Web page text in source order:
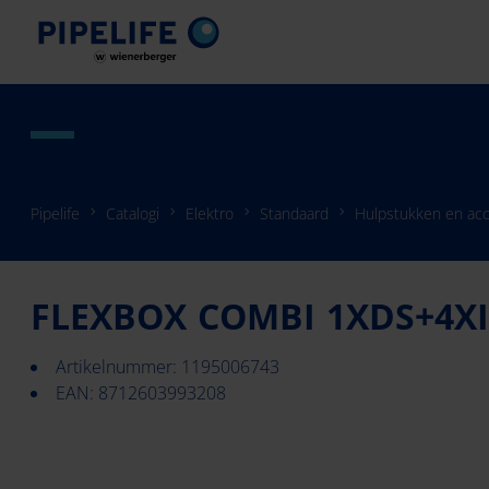
Pipelife Catalogi Elektro Standaard Hulpstukken en
FLEXBOX COMBI
Artikelnummer: 1195006743
EAN: 8712603993208